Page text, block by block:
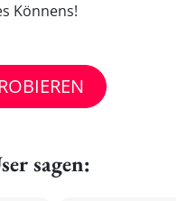
Könnens!
sagen: